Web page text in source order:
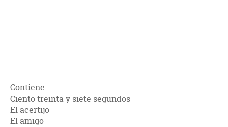
Contiene:
Ciento treinta y siete segundos
El acertijo
El amigo